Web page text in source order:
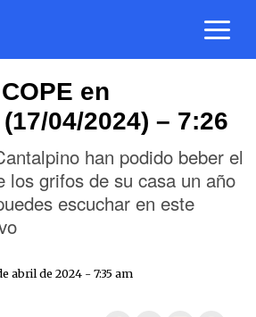
en
04/2024) – 7:26
han podido beber el
los grifos de su casa un año
escuchar en este
abril de 2024 - 7:35 am